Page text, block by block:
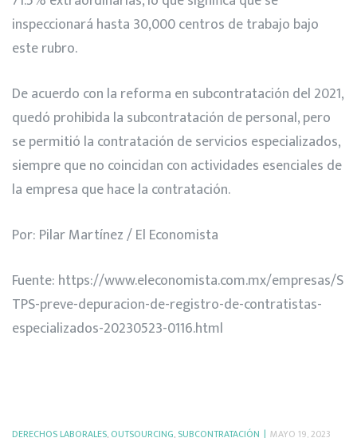
inspeccionará hasta 30,000 centros de trabajo bajo
este rubro.
De acuerdo con la reforma en subcontratación del 2021,
quedó prohibida la subcontratación de personal, pero
se permitió la contratación de servicios especializados,
siempre que no coincidan con actividades esenciales de
la empresa que hace la contratación.
Por: Pilar Martínez / El Economista
Fuente: https://www.eleconomista.com.mx/empresas/S
TPS-preve-depuracion-de-registro-de-contratistas-
especializados-20230523-0116.html
DERECHOS LABORALES, OUTSOURCING, SUBCONTRATACIÓN MAYO 19, 2023